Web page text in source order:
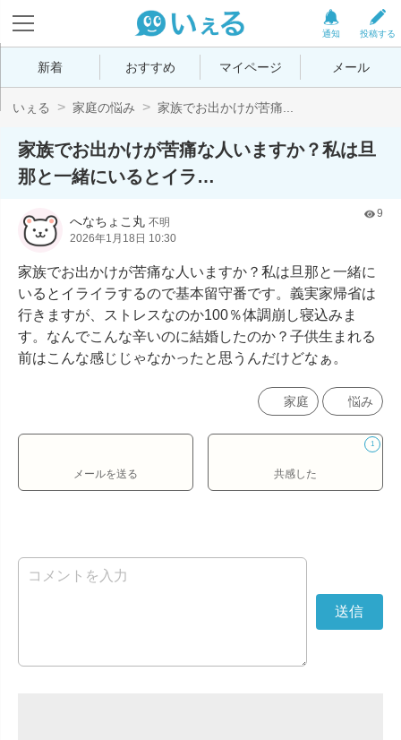
投稿する
通知
新着 おすすめ マイページ メール
いぇる 家庭の悩み 家族でお出かけが苦痛...
家族でお出かけが苦痛な人いますか？私は旦
那と一緒にいるとイラ…
へなちょこ丸 不明
2026年1月18日 10:30
9
家族でお出かけが苦痛な人いますか？私は旦那と一緒に
いるとイライラするので基本留守番です。義実家帰省は
行きますが、ストレスなのか100％体調崩し寝込みま
す。なんでこんな辛いのに結婚したのか？子供生まれる
前はこんな感じじゃなかったと思うんだけどなぁ。
家庭 悩み
メールを送る
1
共感した